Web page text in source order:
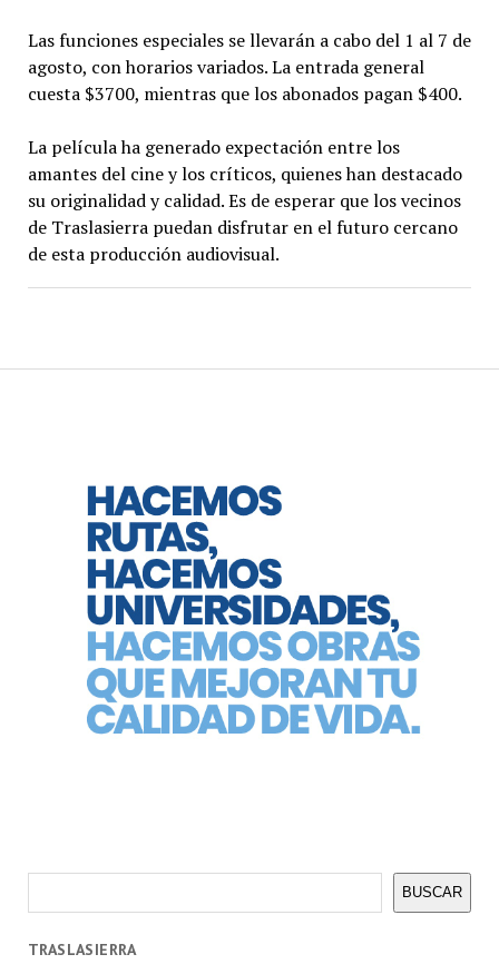
BUSCAR
TRASLASIERRA
Las funciones especiales se llevarán a cabo del 1 al 7 de
agosto, con horarios variados. La entrada general
cuesta $3700, mientras que los abonados pagan $400.
La película ha generado expectación entre los
amantes del cine y los críticos, quienes han destacado
su originalidad y calidad. Es de esperar que los vecinos
de Traslasierra puedan disfrutar en el futuro cercano
de esta producción audiovisual.